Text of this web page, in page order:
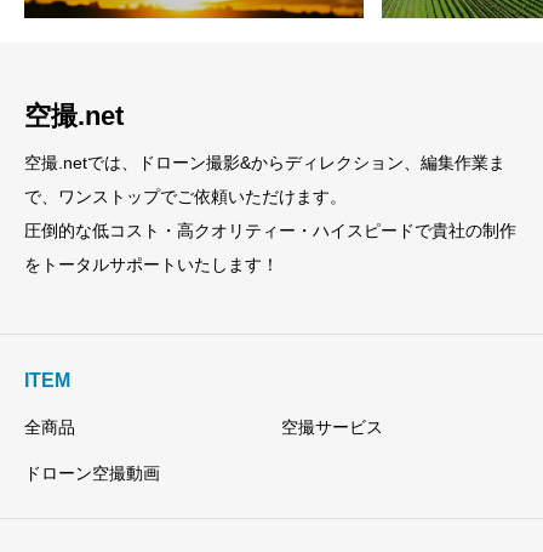
空撮.net
空撮.netでは、ドローン撮影&からディレクション、編集作業ま
で、ワンストップでご依頼いただけます。
圧倒的な低コスト・高クオリティー・ハイスピードで貴社の制作
をトータルサポートいたします！
ITEM
全商品 空撮サービス
ドローン空撮動画